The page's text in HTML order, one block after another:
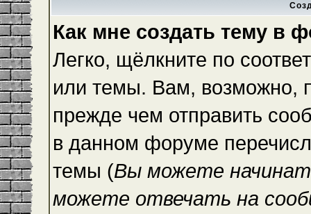
Как мне создать тему в
Легко, щёлкните по
или темы. Вам, возможно,
прежде чем отправить
в данном форуме
темы (Вы можете
можете отвечать на